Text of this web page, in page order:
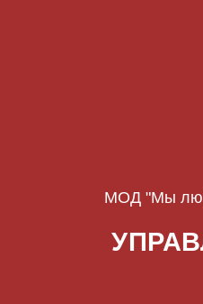
МОД "Мы